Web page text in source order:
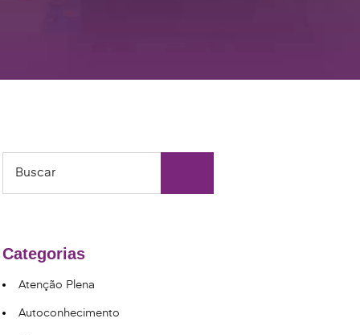
Categorias
Atenção Plena
Autoconhecimento